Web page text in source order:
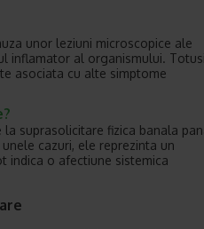
unor leziuni microscopice ale
inflamator al organismului.
asociata cu alte simptome
suprasolicitare fizica banala
cazuri, ele reprezinta un
indica o afectiune sistemica